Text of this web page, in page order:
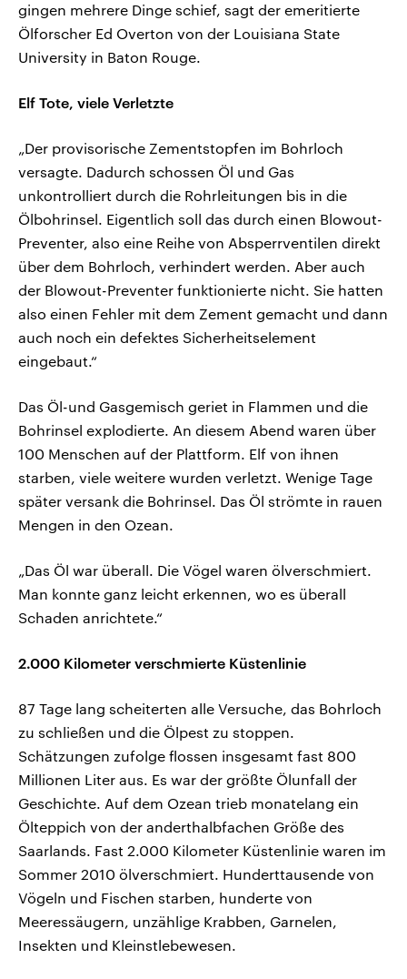
gingen mehrere Dinge schief, sagt der emeritierte
Ölforscher Ed Overton von der Louisiana State
University in Baton Rouge.
Elf Tote, viele Verletzte
„Der provisorische Zementstopfen im Bohrloch
versagte. Dadurch schossen Öl und Gas
unkontrolliert durch die Rohrleitungen bis in die
Ölbohrinsel. Eigentlich soll das durch einen Blowout-
Preventer, also eine Reihe von Absperrventilen direkt
über dem Bohrloch, verhindert werden. Aber auch
der Blowout-Preventer funktionierte nicht. Sie hatten
also einen Fehler mit dem Zement gemacht und dann
auch noch ein defektes Sicherheitselement
eingebaut.“
Das Öl-und Gasgemisch geriet in Flammen und die
Bohrinsel explodierte. An diesem Abend waren über
100 Menschen auf der Plattform. Elf von ihnen
starben, viele weitere wurden verletzt. Wenige Tage
später versank die Bohrinsel. Das Öl strömte in rauen
Mengen in den Ozean.
„Das Öl war überall. Die Vögel waren ölverschmiert.
Man konnte ganz leicht erkennen, wo es überall
Schaden anrichtete.“
2.000 Kilometer verschmierte Küstenlinie
87 Tage lang scheiterten alle Versuche, das Bohrloch
zu schließen und die Ölpest zu stoppen.
Schätzungen zufolge flossen insgesamt fast 800
Millionen Liter aus. Es war der größte Ölunfall der
Geschichte. Auf dem Ozean trieb monatelang ein
Ölteppich von der anderthalbfachen Größe des
Saarlands. Fast 2.000 Kilometer Küstenlinie waren im
Sommer 2010 ölverschmiert. Hunderttausende von
Vögeln und Fischen starben, hunderte von
Meeressäugern, unzählige Krabben, Garnelen,
Insekten und Kleinstlebewesen.